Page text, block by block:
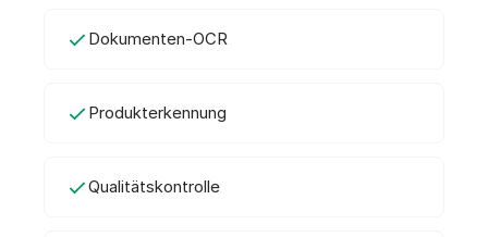
Dokumenten-OCR
Produkterkennung
Qualitätskontrolle